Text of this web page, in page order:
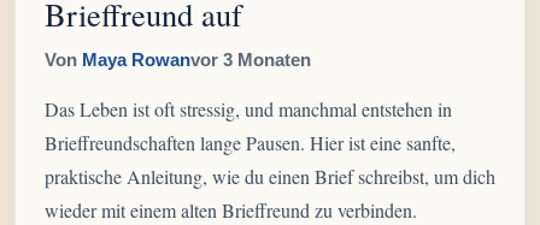
Brieffreund auf
Von Maya Rowanvor 3 Monaten
Das Leben ist oft stressig, und manchmal entstehen in
Brieffreundschaften lange Pausen. Hier ist eine sanfte,
praktische Anleitung, wie du einen Brief schreibst, um dich
wieder mit einem alten Brieffreund zu verbinden.